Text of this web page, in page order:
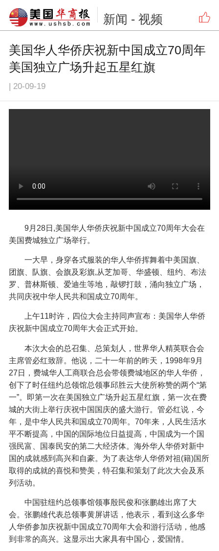
新闻 - 视频
美国华人华侨庆祝新中国成立70周年
美国独立广场升起五星红旗
| 20-09-19
9月28日,美国华人华侨庆祝新中国成立70周年大会在
美国费城独立广场举行。
一大早，身穿各式服装的华人华侨挥舞着中美国旗、
团旗、队旗、会旗及彩旗,从芝加哥、华盛顿、纽约、布法
罗、普林斯顿、爱迪生等地，敲锣打鼓，涌向独立广场，
共同庆祝中华人民共和国成立70周年。
上午11时许，四位大会主持同声宣布：美国华人华侨
庆祝新中国成立70周年大会正式开始。
本㳄大会的总召集、总策划人，世界华人精英联合会
主席管必红致辞。他说，二十一年前的昨天，1998年9月
27日，费城华人工商联合总会带领费城地区的华人华侨，
创下了时任纽约总领馆总领事邱胜云大使所称赞的两个“第
一”。即第一次在美国独立广场升起五星红旗，第一次在费
城的大街上举行庆祝中国国庆的盛大游行。管必红说，今
年，是中华人民共和国成立70周年。70年来，人民生活水
平不断提高，中国的国际地位日益提高，中国成为一个国
强民富、国泰民安的第二大经济体。海外华人华侨对新中
国的成就感到高兴和自豪。为了表达华人华侨对祖(籍)国所
取得的成就的喜悦和赞美，特召集和策划了此次大会及系
列活动。
中国驻纽约总领事馆领事殷民俊和张鹏雄出席了大
会。张鹏雄代表总领事黄屏讲话，他表示，看到这么多华
人华侨参加庆祝新中国成立70周年大会和游行活动，他感
到非常的高兴。这显示出大家具有中国心，爱国情。